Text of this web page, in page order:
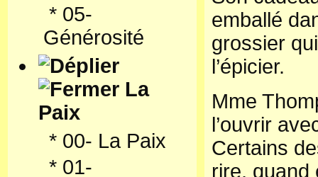
* 05-
Générosité
La
Paix
* 00- La Paix
* 01-
emballé
grossier
l’épicier.
Mme
l’ouvrir
Certains
rire, quand